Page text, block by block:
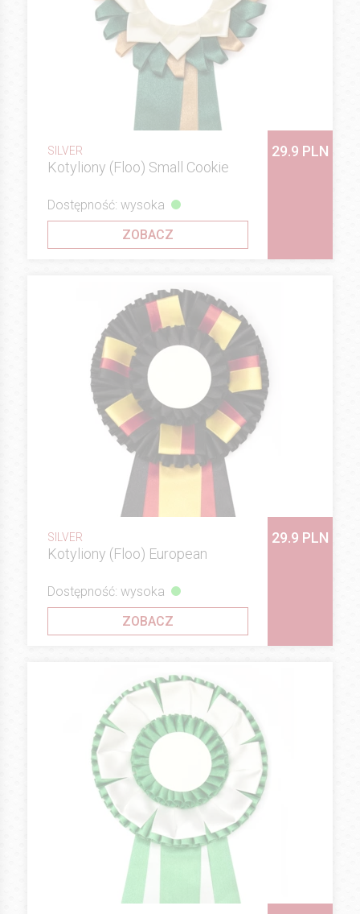
SILVER
Kotyliony (Floo) Small Cookie
29.9 PLN
Dostępność: wysoka
ZOBACZ
SILVER
Kotyliony (Floo) European
29.9 PLN
Dostępność: wysoka
ZOBACZ